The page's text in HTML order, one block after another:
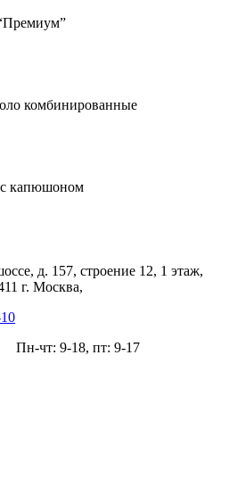
комбинированные
с капюшоном
д. 157, строение 12, 1 этаж,
г. Москва,
Пн-чт: 9-18, пт: 9-17